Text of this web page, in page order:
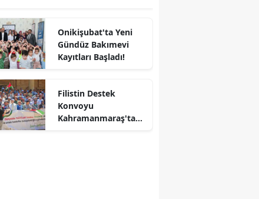
Onikişubat'ta Yeni
Gündüz Bakımevi
Kayıtları Başladı!
Filistin Destek
Konvoyu
Kahramanmaraş'ta